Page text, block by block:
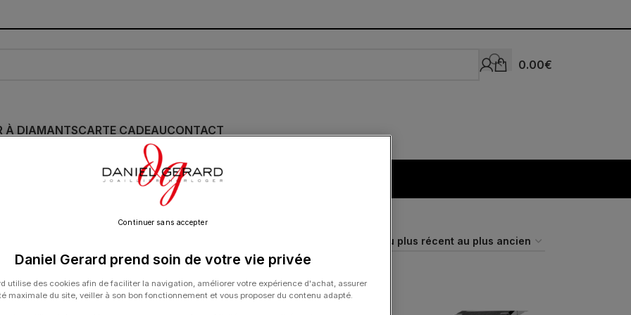
0.00€
À DIAMANTSCARTE CADEAUCONTACT
Wristmaster
Daniel Gerard prend soin de votre vie privée
utilise des cookies afin de faciliter la navigation, améliorer votre expérience d'achat, assurer
maximale du site, veiller à son bon fonctionnement et vous proposer du contenu adapté.
Continuer sans accepter